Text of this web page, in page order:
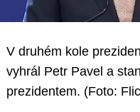
V druhém kole
vyhrál Petr Pavel a
prezidentem. (Foto: